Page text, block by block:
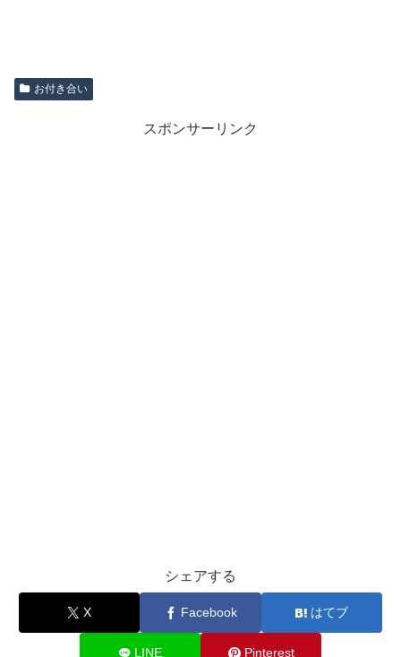
お付き合い
スポンサーリンク
シェアする
X Facebook はてブ
LINE Pinterest